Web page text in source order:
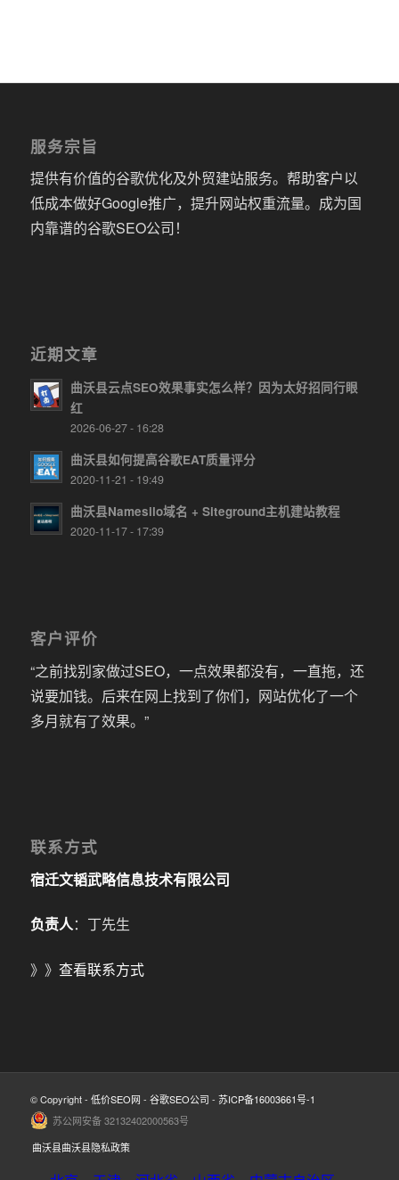
服务宗旨
提供有价值的谷歌优化及外贸建站服务。帮助客户以
低成本做好Google推广，提升网站权重流量。成为国
内靠谱的谷歌SEO公司！
近期文章
曲沃县云点SEO效果事实怎么样？因为太好招同行眼
红
2026-06-27 - 16:28
曲沃县如何提高谷歌EAT质量评分
2020-11-21 - 19:49
曲沃县Namesilo域名 + Siteground主机建站教程
2020-11-17 - 17:39
客户评价
“之前找别家做过SEO，一点效果都没有，一直拖，还
说要加钱。后来在网上找到了你们，网站优化了一个
多月就有了效果。”
联系方式
宿迁文韬武略信息技术有限公司
负责人：丁先生
》》 查看联系方式
© Copyright - 低价SEO网 - 谷歌SEO公司 - 苏ICP备16003661号-1
苏公网安备 32132402000563号
曲沃县曲沃县隐私政策